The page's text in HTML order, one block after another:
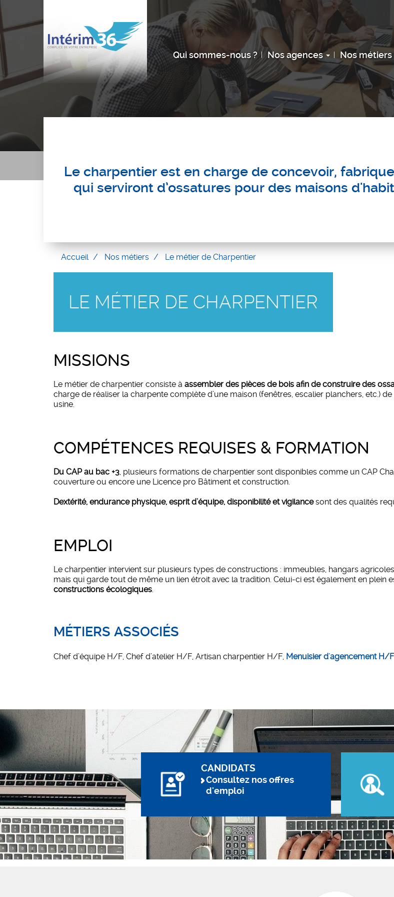
Qui sommes-nous ? Nos agences Nos métiers
Le charpentier est en charge de concevoir,
qui serviront d’ossatures pour des maisons
Accueil Nos métiers Le métier de Charpentier
LE MÉTIER DE CHARPENTIER
MISSIONS
Le métier de charpentier consiste à assembler des pièces de bois afin de construire des
charge de réaliser la charpente complète d’une maison (fenêtres, escalier planchers, etc.)
usine.
COMPÉTENCES REQUISES & FORMATION
Du CAP au bac +3, plusieurs formations de charpentier sont disponibles comme un CAP
couverture ou encore une Licence pro Bâtiment et construction.
Dextérité, endurance physique, esprit d’équipe, disponibilité et vigilancesont des qualités
EMPLOI
Le charpentier intervient sur plusieurs types de constructions : immeubles, hangars
mais qui garde tout de même un lien étroit avec la tradition. Celui-ci est également en plein
constructions écologiques.
MÉTIERS ASSOCIÉS
Chef d’équipe H/F, Chef d’atelier H/F, Artisan charpentier H/F, Menuisier d'agencement H/F
CANDIDATS
Consultez nos offres
d'emploi